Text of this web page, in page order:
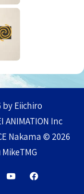
by Eiichiro
ANIMATION Inc.
MikeTMG ו-Akagami no Shimon.
Facebook